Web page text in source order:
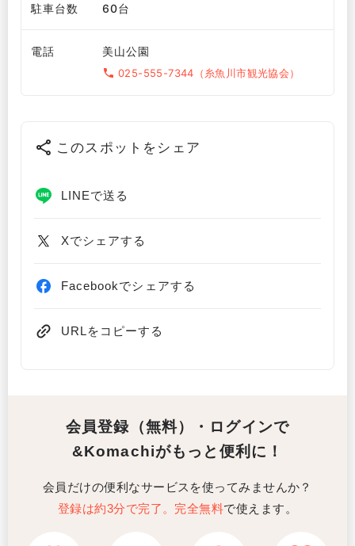
駐車台数 60台
電話 美山公園
025-555-7344（糸魚川市観光協会）
このスポットをシェア
LINEで送る
Xでシェアする
Facebookでシェアする
URLをコピーする
会員登録（無料）・ログインで
&Komachiがもっと便利に！
会員だけの便利なサービスを使ってみませんか？
登録は約3分で完了。完全無料で使えます。